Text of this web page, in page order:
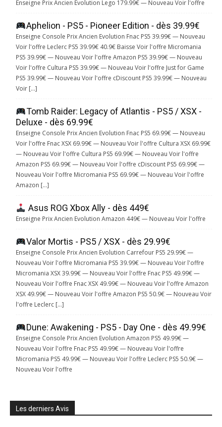
Enseigne Prix Ancien Evolution Lego 179.99€ — Nouveau Voir l'offre
Aphelion - PS5 - Pioneer Edition - dès 39.99€
Enseigne Console Prix Ancien Evolution Fnac PS5 39.99€ — Nouveau
Voir l'offre Leclerc PS5 39.99€ 40.9€ Baisse Voir l'offre Micromania
PS5 39.99€ — Nouveau Voir l'offre Amazon PS5 39.99€ — Nouveau
Voir l'offre Cultura PS5 39.99€ — Nouveau Voir l'offre Just for Game
PS5 39.99€ — Nouveau Voir l'offre cDiscount PS5 39.99€ — Nouveau
Voir […]
Tomb Raider: Legacy of Atlantis - PS5 / XSX -
Deluxe - dès 69.99€
Enseigne Console Prix Ancien Evolution Fnac PS5 69.99€ — Nouveau
Voir l'offre Fnac XSX 69.99€ — Nouveau Voir l'offre Cultura XSX 69.99€
— Nouveau Voir l'offre Cultura PS5 69.99€ — Nouveau Voir l'offre
Amazon PS5 69.99€ — Nouveau Voir l'offre cDiscount PS5 69.99€ —
Nouveau Voir l'offre Micromania PS5 69.99€ — Nouveau Voir l'offre
Amazon […]
Asus ROG Xbox Ally - dès 449€
Enseigne Prix Ancien Evolution Amazon 449€ — Nouveau Voir l'offre
Valor Mortis - PS5 / XSX - dès 29.99€
Enseigne Console Prix Ancien Evolution Carrefour PS5 29.99€ —
Nouveau Voir l'offre Micromania PS5 39.99€ — Nouveau Voir l'offre
Micromania XSX 39.99€ — Nouveau Voir l'offre Fnac PS5 49.99€ —
Nouveau Voir l'offre Fnac XSX 49.99€ — Nouveau Voir l'offre Amazon
XSX 49.99€ — Nouveau Voir l'offre Amazon PS5 50.9€ — Nouveau Voir
l'offre Leclerc […]
Dune: Awakening - PS5 - Day One - dès 49.99€
Enseigne Console Prix Ancien Evolution Amazon PS5 49.99€ —
Nouveau Voir l'offre Fnac PS5 49.99€ — Nouveau Voir l'offre
Micromania PS5 49.99€ — Nouveau Voir l'offre Leclerc PS5 50.9€ —
Nouveau Voir l'offre
Les derniers Avis